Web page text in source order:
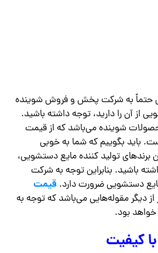
حتماً به شرکت پخش و فروش شوینده
از آن را دارید، توجه داشته باشید.
شوینده می‌باشد که از قیمت
باید بگوییم که شما به خوبی
برندهای تولید کننده مایع دستشویی،
باشید. بنابراین توجه به شرکت
دستشویی ضرورت دارد. قیمت
از دیگر مقوله‌هایی می‌باشد که توجه به
خواهد بود.
کیفیت